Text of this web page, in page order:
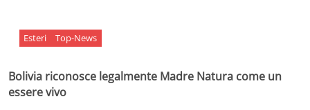
Esteri Top-News
Bolivia riconosce legalmente Madre Natura come un
essere vivo